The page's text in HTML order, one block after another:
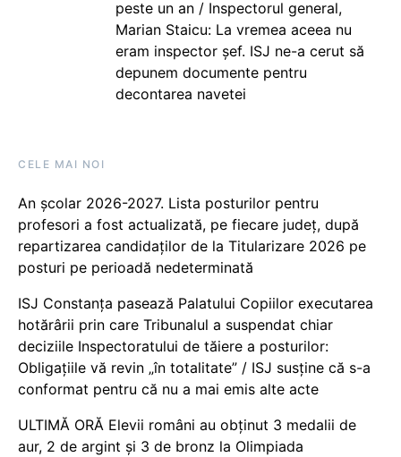
peste un an / Inspectorul general,
Marian Staicu: La vremea aceea nu
eram inspector șef. ISJ ne-a cerut să
depunem documente pentru
decontarea navetei
CELE MAI NOI
An școlar 2026-2027. Lista posturilor pentru
profesori a fost actualizată, pe fiecare județ, după
repartizarea candidaților de la Titularizare 2026 pe
posturi pe perioadă nedeterminată
ISJ Constanța pasează Palatului Copiilor executarea
hotărârii prin care Tribunalul a suspendat chiar
deciziile Inspectoratului de tăiere a posturilor:
Obligațiile vă revin „în totalitate” / ISJ susține că s-a
conformat pentru că nu a mai emis alte acte
ULTIMĂ ORĂ Elevii români au obținut 3 medalii de
aur, 2 de argint și 3 de bronz la Olimpiada